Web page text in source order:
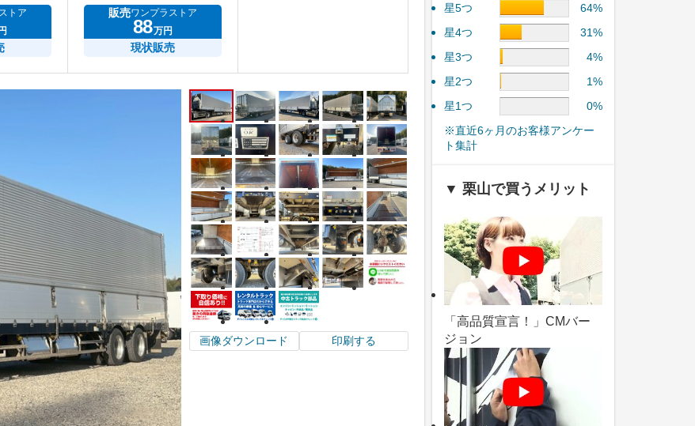
トア
販売ワンプラストア
88万円
現状販売
画像ダウンロード 印刷する
星5つ
64%
星4つ
31%
星3つ
4%
星2つ
1%
星1つ
0%
※直近6ヶ月のお客様アンケー
ト集計
▼ 栗山で買うメリット
「高品質宣言！」CMバー
ジョン